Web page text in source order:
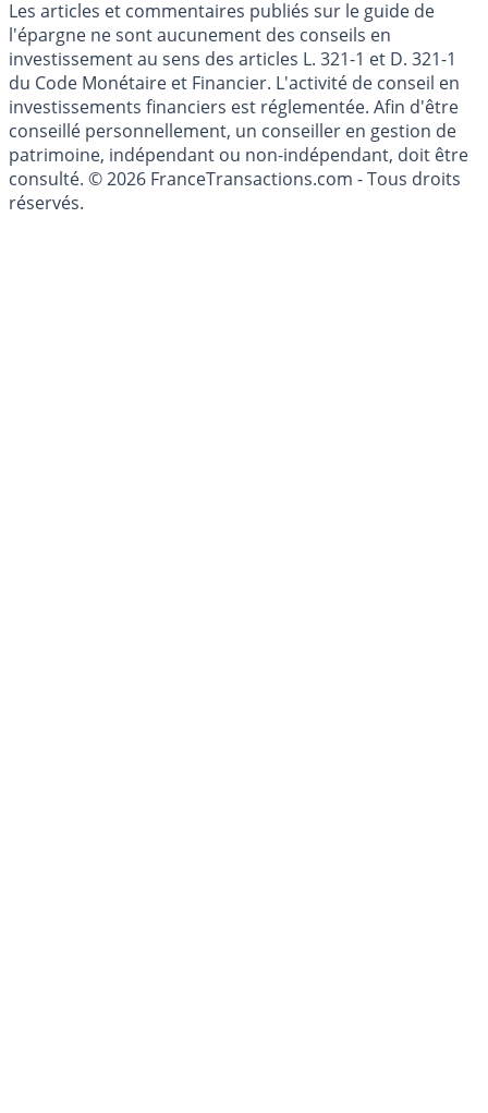
Les articles et commentaires publiés sur le guide de
l'épargne ne sont aucunement des conseils en
investissement au sens des articles L. 321-1 et D. 321-1
du Code Monétaire et Financier. L'activité de conseil en
investissements financiers est réglementée. Afin d'être
conseillé personnellement, un conseiller en gestion de
patrimoine, indépendant ou non-indépendant, doit être
consulté. © 2026 FranceTransactions.com - Tous droits
réservés.